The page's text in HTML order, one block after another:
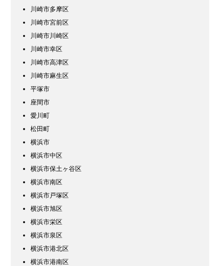
川崎市多摩区
川崎市宮前区
川崎市川崎区
川崎市幸区
川崎市高津区
川崎市麻生区
平塚市
座間市
愛川町
松田町
横浜市
横浜市中区
横浜市保土ヶ谷区
横浜市南区
横浜市戸塚区
横浜市旭区
横浜市栄区
横浜市泉区
横浜市港北区
横浜市港南区